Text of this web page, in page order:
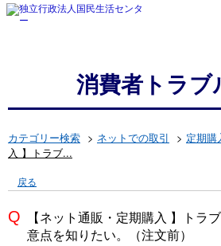
消費者トラブ
カテゴリー検索 > ネットでの取引 > 定期購
入 】トラブ...
戻る
【ネット通販・定期購入 】トラ
意点を知りたい。（注文前）